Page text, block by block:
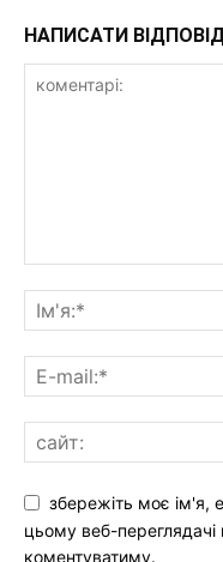
НАПИСАТИ
збережіть моє ім'я,
цьому веб-переглядачі
коментуватиму.